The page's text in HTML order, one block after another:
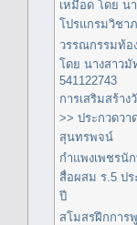
เหมือด โดย น
โปรแกรมวิชา
วรรณกรรมท้อ
โดย นางสาวมั
541122743
การเสริมสร้า
>> ประกวดวา
สุนทรพจน์
กำแพงเพชรนั
สื่อผสม ร.5 ป
ปี
สโมสรฝึกการ